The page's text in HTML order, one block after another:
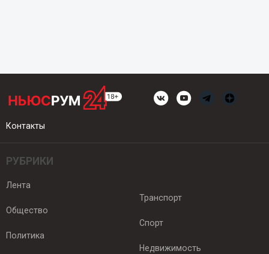
Контакты
РУБРИКИ
Лента
Общество
Политика
Транспорт
Спорт
Недвижимость